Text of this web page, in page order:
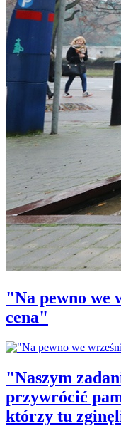
"Na pewno we
cena"
"Naszym
przywrócić
którzy tu